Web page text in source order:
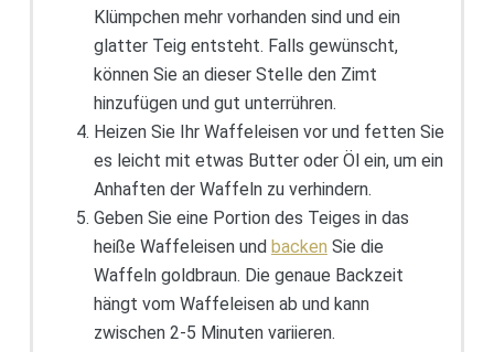
Klümpchen mehr vorhanden sind und ein
glatter Teig entsteht. Falls gewünscht,
können Sie an dieser Stelle den Zimt
hinzufügen und gut unterrühren.
Heizen Sie Ihr Waffeleisen vor und fetten Sie
es leicht mit etwas Butter oder Öl ein, um ein
Anhaften der Waffeln zu verhindern.
Geben Sie eine Portion des Teiges in das
heiße Waffeleisen und backen Sie die
Waffeln goldbraun. Die genaue Backzeit
hängt vom Waffeleisen ab und kann
zwischen 2-5 Minuten variieren.